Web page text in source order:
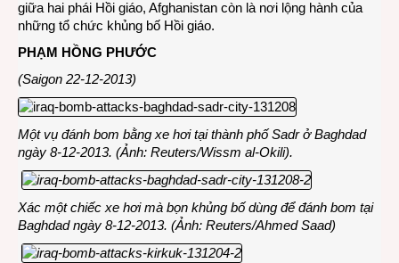
giữa hai phái Hồi giáo, Afghanistan còn là nơi lộng hành của
những tổ chức khủng bố Hồi giáo.
PHẠM HỒNG PHƯỚC
(Saigon 22-12-2013)
Một vụ đánh bom bằng xe hơi tại thành phố Sadr ở Baghdad
ngày 8-12-2013. (Ảnh: Reuters/Wissm al-Okili).
Xác một chiếc xe hơi mà bọn khủng bố dùng để đánh bom tại
Baghdad ngày 8-12-2013. (Ảnh: Reuters/Ahmed Saad)